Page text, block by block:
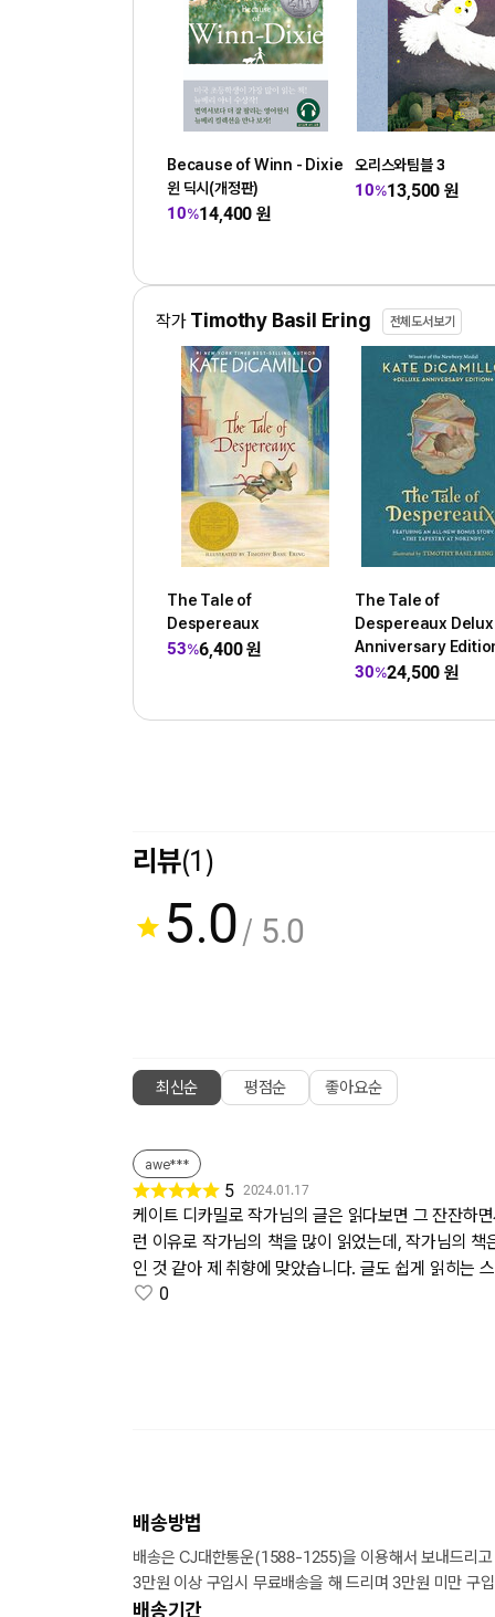
Because of Winn - Dixie
윈 딕시(개정판)
10%14,400원
오리스와팀블 3
10%13,500원
작가 Timothy Basil Ering 전체도서보기
The Tale of
Despereaux
53%6,400원
The Tale of
Despereaux
Anniversary
30%24,500원
리뷰(1)
5.0/ 5.0
최신순 평점순 좋아요순
awe***
5 2024.01.17
케이트 디카밀로 작가님의 글은 읽다보면 그 잔잔하
런 이유로 작가님의 책을 많이 읽었는데, 작가님의
인 것 같아 제 취향에 맞았습니다. 글도 쉽게 읽히는
0
배송방법
배송은 CJ대한통운(1588-1255)을 이용해서 보내드리
3만원 이상 구입시 무료배송을 해 드리며 3만원 미만 구
배송기간